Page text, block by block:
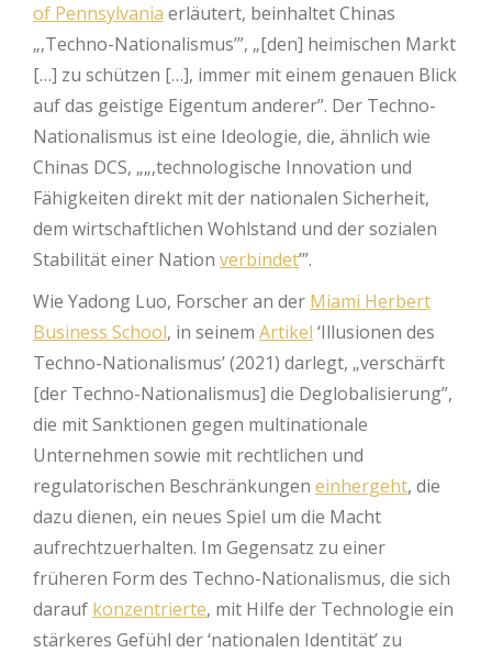
of Pennsylvania erläutert, beinhaltet Chinas
„‚Techno-Nationalismus’”, „[den] heimischen Markt
[…] zu schützen […], immer mit einem genauen Blick
auf das geistige Eigentum anderer”. Der Techno-
Nationalismus ist eine Ideologie, die, ähnlich wie
Chinas DCS, „„‚technologische Innovation und
Fähigkeiten direkt mit der nationalen Sicherheit,
dem wirtschaftlichen Wohlstand und der sozialen
Stabilität einer Nation verbindet’”.
Wie Yadong Luo, Forscher an der Miami Herbert
Business School, in seinem Artikel ‘Illusionen des
Techno-Nationalismus’ (2021) darlegt, „verschärft
[der Techno-Nationalismus] die Deglobalisierung”,
die mit Sanktionen gegen multinationale
Unternehmen sowie mit rechtlichen und
regulatorischen Beschränkungen einhergeht, die
dazu dienen, ein neues Spiel um die Macht
aufrechtzuerhalten. Im Gegensatz zu einer
früheren Form des Techno-Nationalismus, die sich
darauf konzentrierte, mit Hilfe der Technologie ein
stärkeres Gefühl der ‘nationalen Identität’ zu